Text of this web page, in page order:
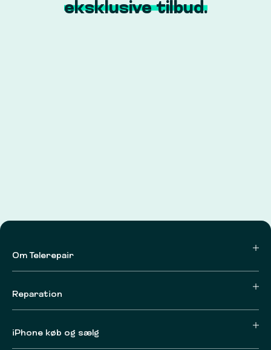
eksklusive tilbud.
Om Telerepair
Reparation
iPhone køb og sælg